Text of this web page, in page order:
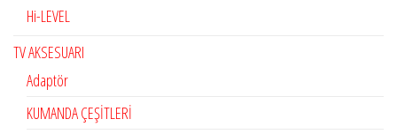
Hi-LEVEL
TV AKSESUARI
Adaptör
KUMANDA ÇEŞİTLERİ